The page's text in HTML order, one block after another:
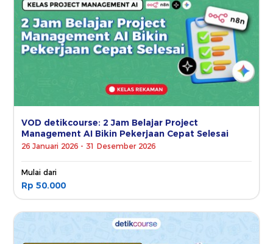
VOD detikcourse: 2 Jam Belajar Project
Management AI Bikin Pekerjaan Cepat Selesai
26 Januari 2026 - 31 Desember 2026
Mulai dari
Rp 50.000